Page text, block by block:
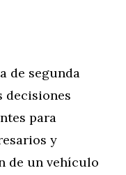
de segunda
decisiones
para
y
de un vehículo